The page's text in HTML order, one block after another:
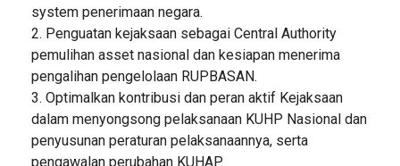
system penerimaan negara.
2. Penguatan kejaksaan sebagai Central Authority
pemulihan asset nasional dan kesiapan menerima
pengalihan pengelolaan RUPBASAN.
3. Optimalkan kontribusi dan peran aktif Kejaksaan
dalam menyongsong pelaksanaan KUHP Nasional dan
penyusunan peraturan pelaksanaannya, serta
pengawalan perubahan KUHAP.